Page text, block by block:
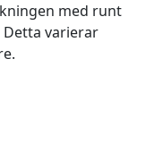
med runt
Detta varierar